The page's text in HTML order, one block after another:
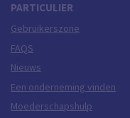
PARTICULIER
Gebruikerszone
FAQS
Nieuws
Een onderneming vinden
Moederschapshulp